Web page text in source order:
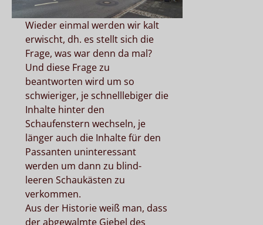
Wieder einmal werden wir kalt
erwischt, dh. es stellt sich die
Frage, was war denn da mal?
Und diese Frage zu
beantworten wird um so
schwieriger, je schnelllebiger die
Inhalte hinter den
Schaufenstern wechseln, je
länger auch die Inhalte für den
Passanten uninteressant
werden um dann zu blind-
leeren Schaukästen zu
verkommen.
Aus der Historie weiß man, dass
der abgewalmte Giebel des